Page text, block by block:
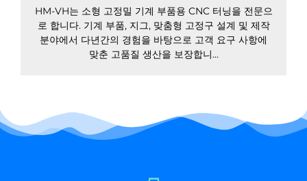
HM-VH는 소형 고정밀 기계 부품용 CNC 터닝을 전문으
로 합니다. 기계 부품, 지그, 맞춤형 고정구 설계 및 제작
분야에서 다년간의 경험을 바탕으로 고객 요구 사항에
맞춘 고품질 생산을 보장합니...